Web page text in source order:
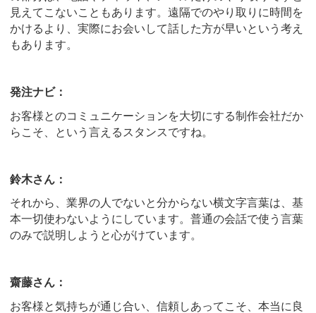
見えてこないこともあります。遠隔でのやり取りに時間を
かけるより、実際にお会いして話した方が早いという考え
もあります。
発注ナビ：
お客様とのコミュニケーションを大切にする制作会社だか
らこそ、という言えるスタンスですね。
鈴木さん：
それから、業界の人でないと分からない横文字言葉は、基
本一切使わないようにしています。普通の会話で使う言葉
のみで説明しようと心がけています。
齋藤さん：
お客様と気持ちが通じ合い、信頼しあってこそ、本当に良